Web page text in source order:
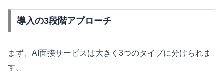
導入の3段階アプローチ
まず、AI面接サービスは大きく3つのタイプに分けられま
す。